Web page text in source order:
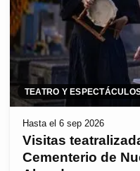
TEATRO Y
Hasta el 6 sep 2026
Visitas
Cementerio de